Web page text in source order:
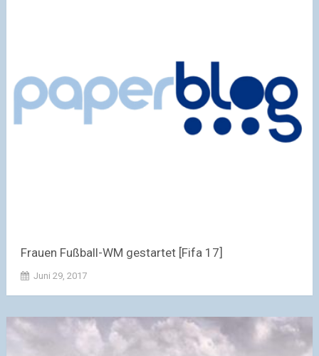
Frauen Fußball-WM gestartet [Fifa 17]
Juni 29, 2017